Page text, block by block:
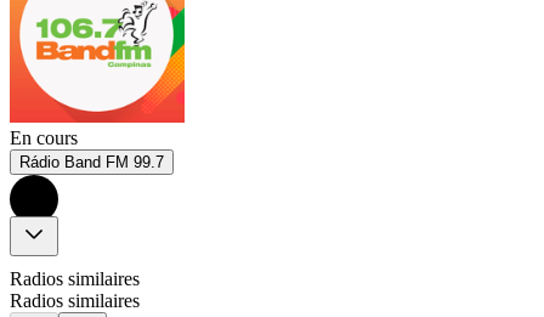
En cours
Rádio Band FM 99.7
Radios similaires
Radios similaires